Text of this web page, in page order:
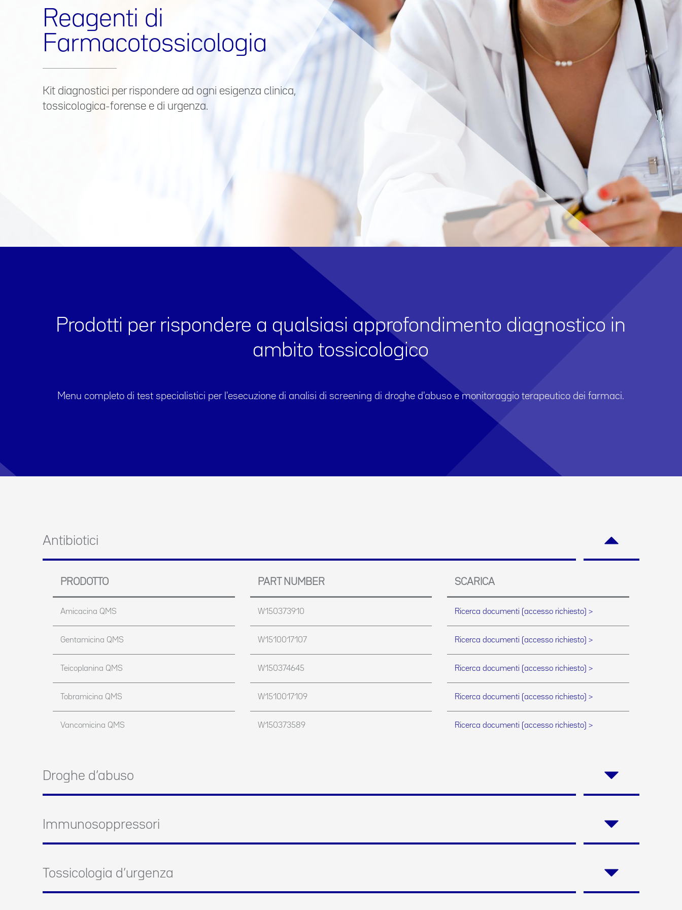
Reagenti di
Farmacotossicologia
Kit diagnostici per rispondere ad ogni esigenza clinica,
tossicologica-forense e di urgenza.
Prodotti per rispondere a qualsiasi approfondimento diagnostico in
ambito tossicologico
Menu completo di test specialistici per l'esecuzione di analisi di screening di droghe d'abuso e monitoraggio terapeutico dei farmaci.
Antibiotici
PRODOTTO PART NUMBER SCARICA
Amicacina QMS W150373910 Ricerca documenti (accesso richiesto) >
Gentamicina QMS W1510017107 Ricerca documenti (accesso richiesto) >
Teicoplanina QMS W150374645 Ricerca documenti (accesso richiesto) >
Tobramicina QMS W1510017109 Ricerca documenti (accesso richiesto) >
Vancomicina QMS W150373589 Ricerca documenti (accesso richiesto) >
Droghe d’abuso
Immunosoppressori
Tossicologia d’urgenza